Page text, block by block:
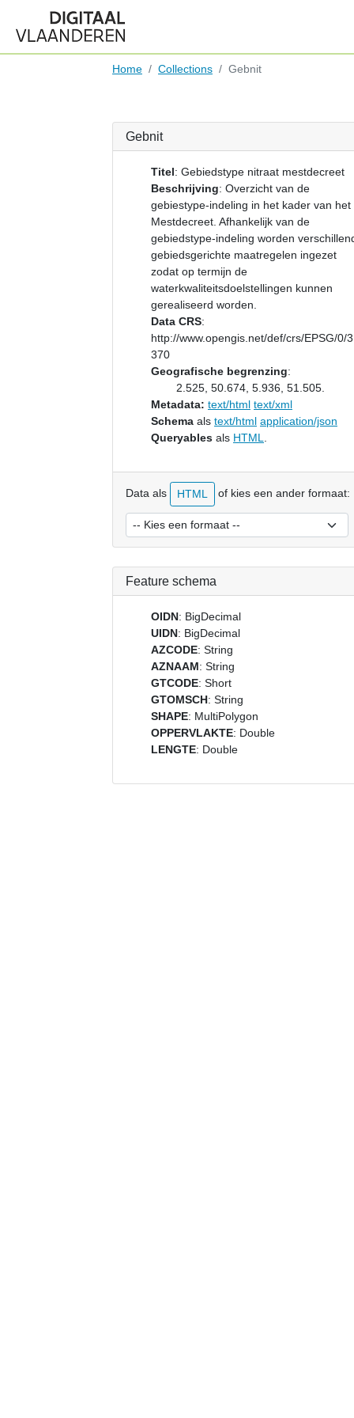
Home Collections Gebnit
Gebnit
Titel: Gebiedstype nitraat mestdecreet
Beschrijving: Overzicht van de
gebiestype-indeling in het kader van het
Mestdecreet. Afhankelijk van de
gebiedstype-indeling worden
gebiedsgerichte maatregelen ingezet
zodat op termijn de
waterkwaliteitsdoelstellingen kunnen
gerealiseerd worden.
Data CRS:
http://www.opengis.net/def/crs/EPSG/0/
370
Geografische begrenzing:
2.525, 50.674, 5.936, 51.505.
Metadata: text/html text/xml
Schema als text/html application/json
Queryables als HTML
Data als HTML of kies een ander formaat:
Feature schema
OIDN: BigDecimal
UIDN: BigDecimal
AZCODE: String
AZNAAM: String
GTCODE: Short
GTOMSCH: String
SHAPE: MultiPolygon
OPPERVLAKTE: Double
LENGTE: Double